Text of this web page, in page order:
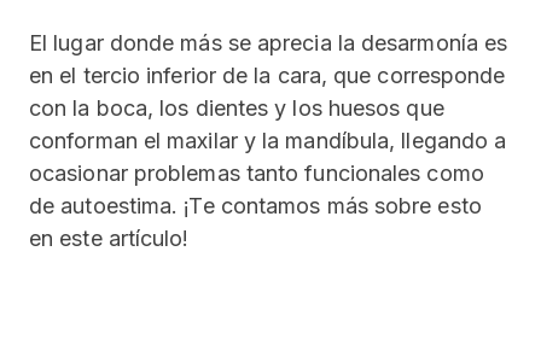
El lugar donde más se aprecia la desarmonía es
en el tercio inferior de la cara, que corresponde
con la boca, los dientes y los huesos que
conforman el maxilar y la mandíbula, llegando a
ocasionar problemas tanto funcionales como
de autoestima. ¡Te contamos más sobre esto
en este artículo!